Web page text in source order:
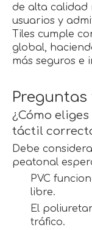
de alta calidad
usuarios y
Tiles cumple
global,
más seguros e
¿Cómo
táctil
Debe
peatonal
PVC
libre.
El
tráfico.